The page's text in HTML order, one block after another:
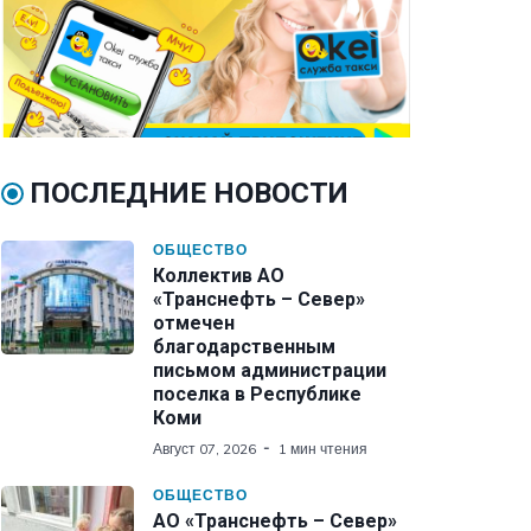
ПОСЛЕДНИЕ НОВОСТИ
ОБЩЕСТВО
Коллектив АО
«Транснефть – Север»
отмечен
благодарственным
письмом администрации
поселка в Республике
Коми
Август 07, 2026 1 мин чтения
ОБЩЕСТВО
АО «Транснефть – Север»